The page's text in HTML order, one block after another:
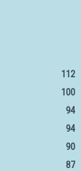
112
100
94
94
90
87